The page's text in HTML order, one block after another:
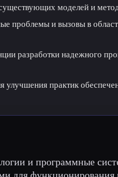
моделей и
проблемы и вызовы в
разработки надежного
улучшения практик
и программные